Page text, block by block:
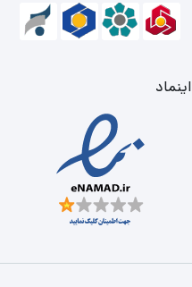
اینماد